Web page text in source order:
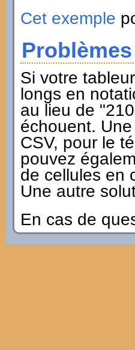
Cet exemple
Si votre
longs en
au lieu de
échouent.
CSV, pour le
pouvez
de cellules en
Une autre
En cas de